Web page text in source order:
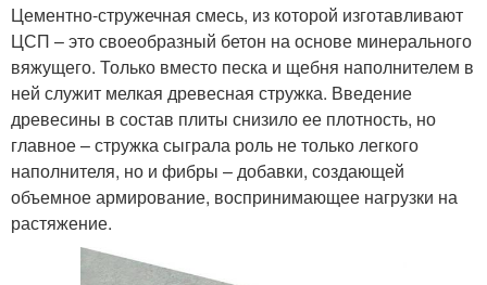
Цементно-стружечная смесь, из которой изготавливают
ЦСП – это своеобразный бетон на основе минерального
вяжущего. Только вместо песка и щебня наполнителем в
ней служит мелкая древесная стружка. Введение
древесины в состав плиты снизило ее плотность, но
главное – стружка сыграла роль не только легкого
наполнителя, но и фибры – добавки, создающей
объемное армирование, воспринимающее нагрузки на
растяжение.